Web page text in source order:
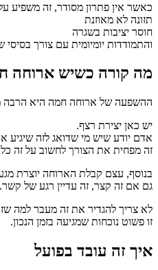
כאשר אין פתרון מסודר, זה משפיע
תזונה לא מאוזנת
חוסר יציבות בשגרה
והתמודדות יומיומית עם צורך
מה קורה כשיש ארוחה
ההשפעה של ארוחה חמה היא הרבה
יש כאן יצירת רצף.
אדם יודע שיש מי שדואג לזה שיגיע
זה מפחית את הצורך לחשוב על זה
בנוסף, עצם קבלת הארוחה יוצרת
גם אם זה קצר, זה עדיין רגע של קשר.
לא צריך להגדיר את זה מעבר למה
זו פשוט נוכחות שמגיעה בזמן הנכון.
איך זה עובד בפועל